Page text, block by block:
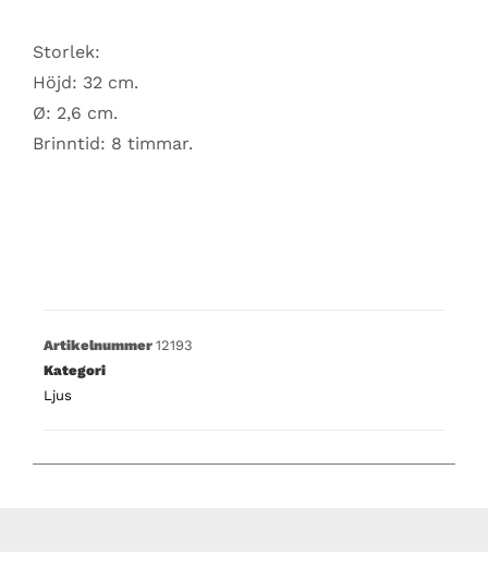
Storlek:
Höjd: 32 cm.
Ø: 2,6 cm.
Brinntid: 8 timmar.
Artikelnummer 12193
Kategori
Ljus